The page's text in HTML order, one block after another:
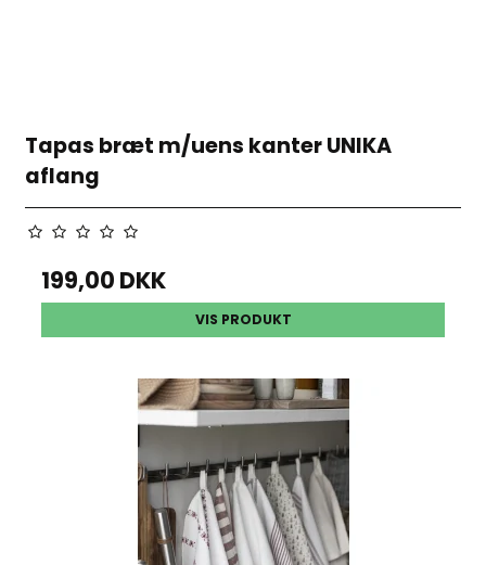
Tapas bræt m/uens kanter UNIKA
aflang
199,00 DKK
VIS PRODUKT